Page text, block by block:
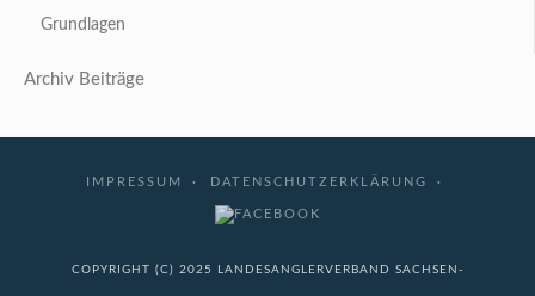
Grundlagen
Archiv Beiträge
IMPRESSUM DATENSCHUTZERKLÄRUNG
COPYRIGHT (C) 2025 LANDESANGLERVERBAND SACHSEN-